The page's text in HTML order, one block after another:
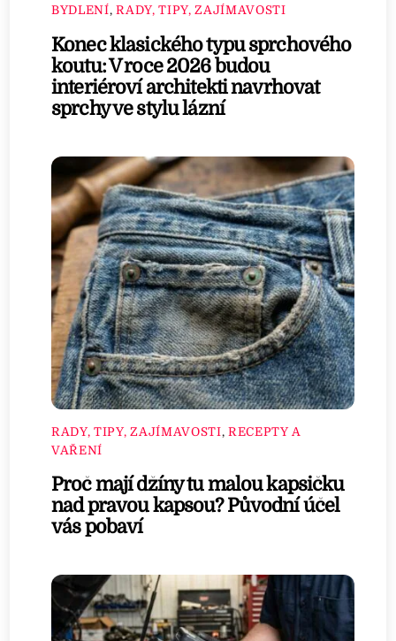
BYDLENÍ,RADY, TIPY, ZAJÍMAVOSTI
Konec klasického typu sprchového
koutu: V roce 2026 budou
interiéroví architekti navrhovat
sprchy ve stylu lázní
RADY, TIPY, ZAJÍMAVOSTI, RECEPTY A
VAŘENÍ
Proč mají džíny tu malou kapsičku
nad pravou kapsou? Původní účel
vás pobaví